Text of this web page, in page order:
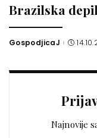
Brazilska
Posted
GospodjicaJ
Najnovije